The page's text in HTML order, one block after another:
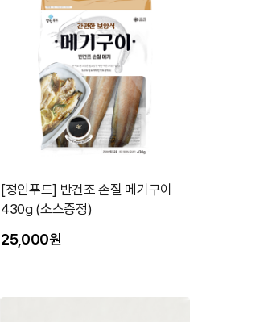
[정인푸드] 반건조 손질 메기구이
430g (소스증정)
25,000원